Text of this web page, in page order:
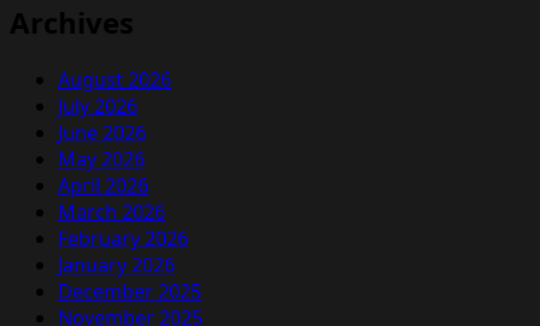
Archives
August 2026
July 2026
June 2026
May 2026
April 2026
March 2026
February 2026
January 2026
December 2025
November 2025